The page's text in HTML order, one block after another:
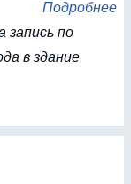
Подробнее
запись по
в здание